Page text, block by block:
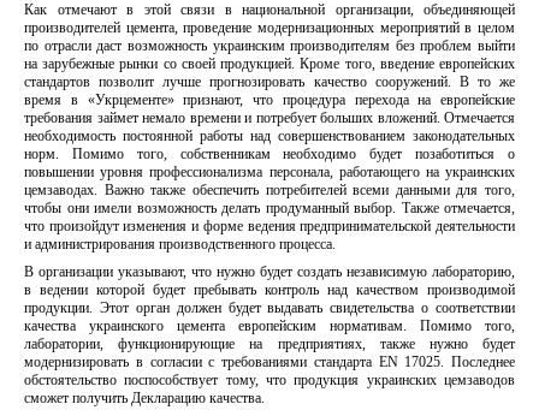
Как отмечают в этой связи в национальной организации, объединяющей
производителей цемента, проведение модернизационных мероприятий в целом
по отрасли даст возможность украинским производителям без проблем выйти
на зарубежные рынки со своей продукцией. Кроме того, введение европейских
стандартов позволит лучше прогнозировать качество сооружений. В то же
время в «Укрцементе» признают, что процедура перехода на европейские
требования займет немало времени и потребует больших вложений. Отмечается
необходимость постоянной работы над совершенствованием законодательных
норм. Помимо того, собственникам необходимо будет позаботиться о
повышении уровня профессионализма персонала, работающего на украинских
цемзаводах. Важно также обеспечить потребителей всеми данными для того,
чтобы они имели возможность делать продуманный выбор. Также отмечается,
что произойдут изменения и форме ведения предпринимательской деятельности
и администрирования производственного процесса.
В организации указывают, что нужно будет создать независимую лабораторию,
в ведении которой будет пребывать контроль над качеством производимой
продукции. Этот орган должен будет выдавать свидетельства о соответствии
качества украинского цемента европейским нормативам. Помимо того,
лаборатории, функционирующие на предприятиях, также нужно будет
модернизировать в согласии с требованиями стандарта EN 17025. Последнее
обстоятельство поспособствует тому, что продукция украинских цемзаводов
сможет получить Декларацию качества.